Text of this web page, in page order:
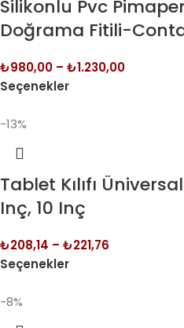
Silikonlu Pvc
Doğrama Fitili-
₺980,00 – ₺1.230,00
Seçenekler
-13%
Tablet Kılıfı
Inç, 10 Inç
₺208,14 – ₺221,76
Seçenekler
-8%